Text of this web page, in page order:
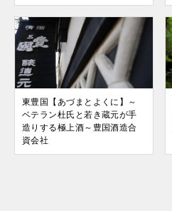
東豊国【あづまとよくに】～
ベテラン杜氏と若き蔵元が手
造りする極上酒～豊国酒造合
資会社